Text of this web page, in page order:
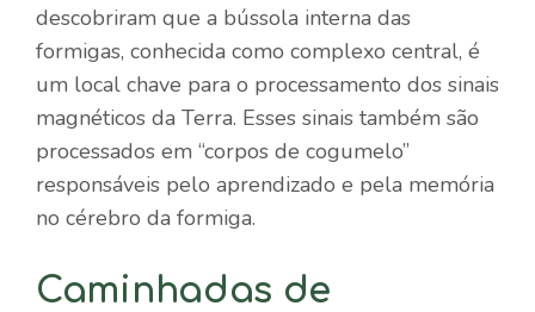
descobriram que a bússola interna das
formigas, conhecida como complexo central, é
um local chave para o processamento dos sinais
magnéticos da Terra. Esses sinais também são
processados ​​em “corpos de cogumelo”
responsáveis ​​pelo aprendizado e pela memória
no cérebro da formiga.
Caminhadas de